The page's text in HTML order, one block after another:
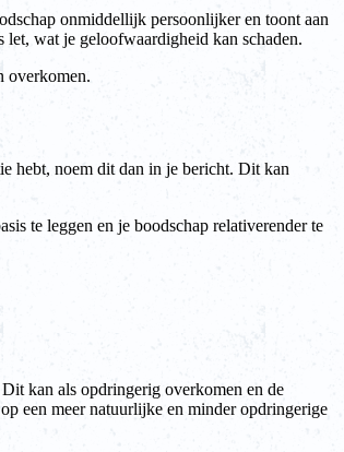
onmiddellijk persoonlijker en toont aan
let, wat je geloofwaardigheid kan schaden.
overkomen.
hebt, noem dit dan in je bericht. Dit kan
te leggen en je boodschap relativerender te
kan als opdringerig overkomen en de
een meer natuurlijke en minder opdringerige